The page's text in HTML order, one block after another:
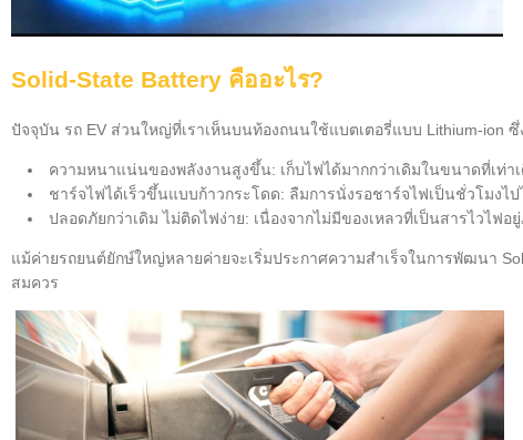
Solid-State Battery คืออะไร?
ปัจจุบัน รถ EV ส่วนใหญ่ที่เราเห็นบนท้องถนนใช้แบตเตอรี่แบบ Lithium-ion
ความหนาแน่นของพลังงานสูงขึ้น: เก็บไฟได้มากกว่าเดิมในขนาดที่เท่า
ชาร์จไฟได้เร็วขึ้นแบบก้าวกระโดด: ลืมการนั่งรอชาร์จไฟเป็นชั่วโมงไป
ปลอดภัยกว่าเดิม ไม่ติดไฟง่าย: เนื่องจากไม่มีของเหลวที่เป็นสารไวไฟ
แม้ค่ายรถยนต์ยักษ์ใหญ่หลายค่ายจะเริ่มประกาศความสำเร็จในการพัฒนา
สมควร